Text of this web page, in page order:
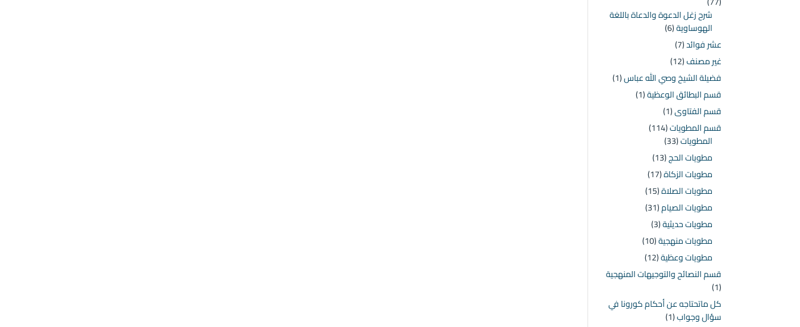
شرح زغل الدعوة والدعاة باللغة
الهوساوية(6)
عشر فوائد(7)
غير مصنف(12)
فضيلة الشيخ وصي الله عباس(1)
قسم البطائق الوعظية(1)
قسم الفتاوى(1)
قسم المطويات(114)
المطويات(33)
مطويات الحج(13)
مطويات الزكاة(17)
مطويات الصلاة(15)
مطويات الصيام(31)
مطويات حديثية(3)
مطويات منهجية(10)
مطويات وعظية(12)
قسم النصائح والتوجيهات المنهجية
(1)
كل ماتحتاجه عن أحكام كورونا في
سؤال وجواب(1)